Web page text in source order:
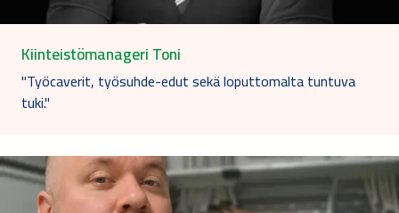
Kiinteistömanageri Toni
"Työcaverit, työsuhde-edut sekä loputtomalta tuntuva
tuki."